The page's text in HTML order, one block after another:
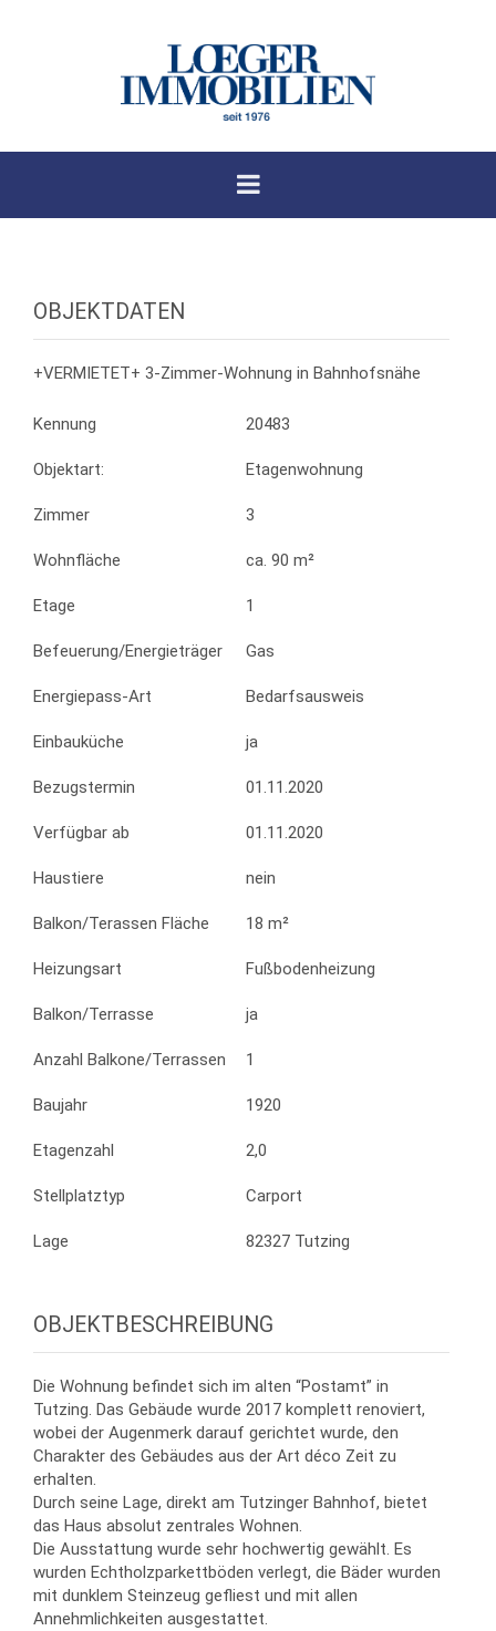
OBJEKTDATEN
+VERMIETET+ 3-Zimmer-Wohnung in Bahnhofsnähe
Kennung 20483
Objektart: Etagenwohnung
Zimmer 3
Wohnfläche ca. 90 m²
Etage 1
Befeuerung/Energieträger Gas
Energiepass-Art Bedarfsausweis
Einbauküche ja
Bezugstermin 01.11.2020
Verfügbar ab 01.11.2020
Haustiere nein
Balkon/Terassen Fläche 18 m²
Heizungsart Fußbodenheizung
Balkon/Terrasse ja
Anzahl Balkone/Terrassen 1
Baujahr 1920
Etagenzahl 2,0
Stellplatztyp Carport
Lage 82327 Tutzing
OBJEKTBESCHREIBUNG
Die Wohnung befindet sich im alten “Postamt” in
Tutzing. Das Gebäude wurde 2017 komplett renoviert,
wobei der Augenmerk darauf gerichtet wurde, den
Charakter des Gebäudes aus der Art déco Zeit zu
erhalten.
Durch seine Lage, direkt am Tutzinger Bahnhof, bietet
das Haus absolut zentrales Wohnen.
Die Ausstattung wurde sehr hochwertig gewählt. Es
wurden Echtholzparkettböden verlegt, die Bäder wurden
mit dunklem Steinzeug gefliest und mit allen
Annehmlichkeiten ausgestattet.